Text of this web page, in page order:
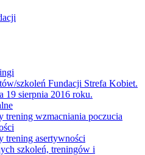
szkoleń Fundacji Strefa Kobiet.
19 sierpnia 2016 roku.
trening wzmacniania poczucia
trening asertywności
szkoleń, treningów i